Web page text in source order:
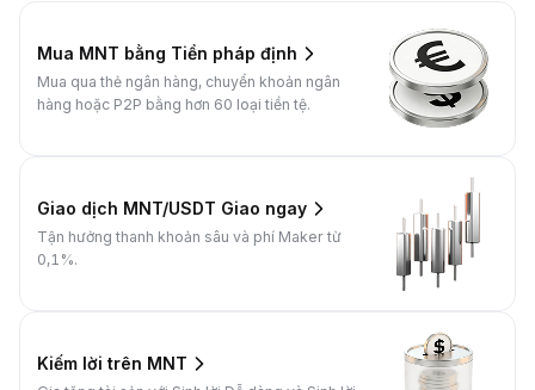
Mua MNT bằng Tiền pháp định
Mua qua thẻ ngân hàng, chuyển khoản ngân
hàng hoặc P2P bằng hơn 60 loại tiền tệ.
Giao dịch MNT/USDT Giao ngay
Tận hưởng thanh khoản sâu và phí Maker từ
0,1%.
Kiếm lời trên MNT